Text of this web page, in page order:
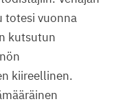
totesi vuonna
kutsutun
kiireellinen.